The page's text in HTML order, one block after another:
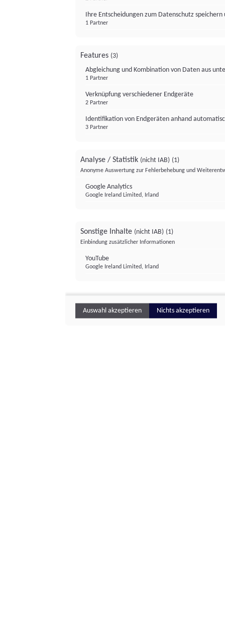
Ihre Entscheidungen zum Datenschutz
1 Partner
Features (3)
Abgleichung und Kombination von Daten aus
1 Partner
Verknüpfung verschiedener Endgeräte
2 Partner
Identifikation von Endgeräten anhand
3 Partner
Analyse / Statistik (nicht IAB) (1)
Anonyme Auswertung zur Fehlerbehebung und
Google Analytics
Google Ireland Limited, Irland
Sonstige Inhalte (nicht IAB) (1)
Einbindung zusätzlicher Informationen
YouTube
Google Ireland Limited, Irland
Auswahl akzeptieren Nichts akzeptieren